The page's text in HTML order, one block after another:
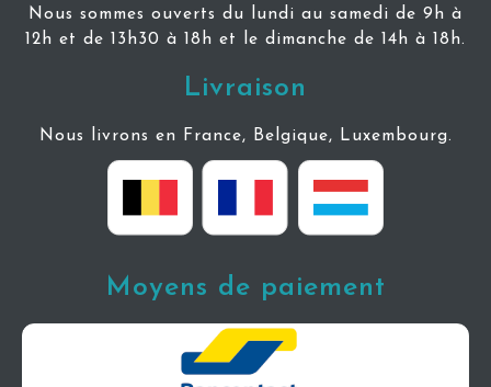
Nous sommes ouverts du lundi au samedi de 9h à
12h et de 13h30 à 18h et le dimanche de 14h à 18h.
Livraison
Nous livrons en France, Belgique, Luxembourg.
Moyens de paiement